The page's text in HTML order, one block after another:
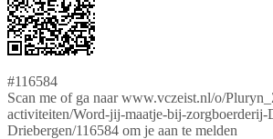
#116584
Scan me of ga naar www.vczeist.nl/o/
activiteiten/Word-jij-maatje-bij-
Driebergen/116584 om je aan te melden